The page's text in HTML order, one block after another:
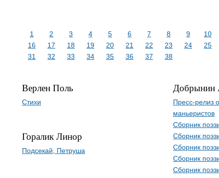
1 2 3 4 5 6 7 8 9
10
16
17 18 19 20 21 22 23 24
25
31
32 33 34 35 36 37 38
Верлен Поль
Стихи
Горалик Линор
Подсекай, Петруша
Добрынин
Пресс-релиз
маньеристов
Сборник
Сборник
Сборник
Сборник
Сборник